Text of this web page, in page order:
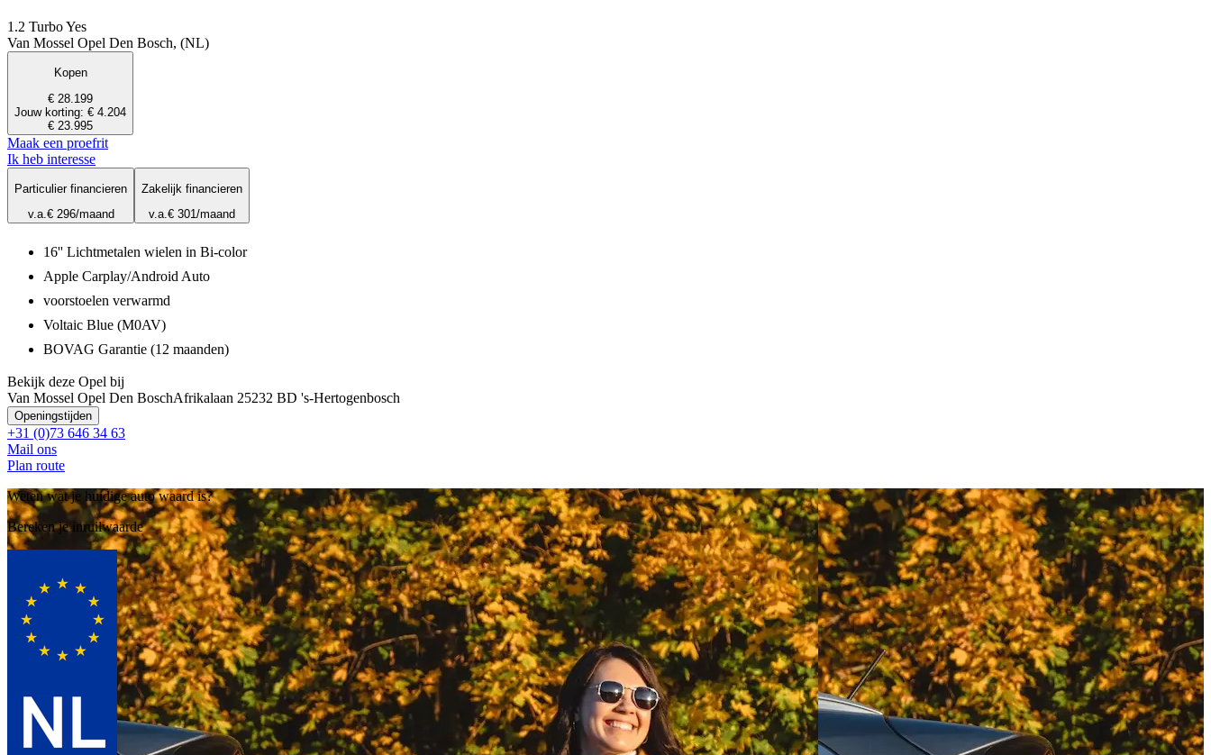
1.2 Turbo Yes
Van Mossel Opel Den Bosch, (NL)
Kopen
€ 28.199
Jouw korting: € 4.204
€ 23.995
Maak een proefrit
Ik heb interesse
Particulier financieren
v.a.€ 296/maand
Zakelijk financieren
v.a.€ 301/maand
16'' Lichtmetalen wielen in Bi-color
Apple Carplay/Android Auto
voorstoelen verwarmd
Voltaic Blue (M0AV)
BOVAG Garantie (12 maanden)
Bekijk deze Opel bij
Van Mossel Opel Den BoschAfrikalaan 25232 BD 's-Hertogenbosch
Openingstijden
+31 (0)73 646 34 63
Mail ons
Plan route
Weten wat je huidige auto waard is?
Bereken je inruilwaarde